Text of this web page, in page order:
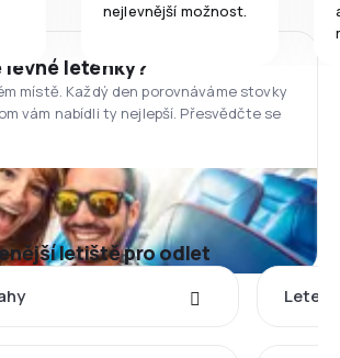
nejlevnější možnost.
levné letenky?
místě. Každý den porovnáváme stovky
vám nabídli ty nejlepší. Přesvědčte se
letiště pro odlet